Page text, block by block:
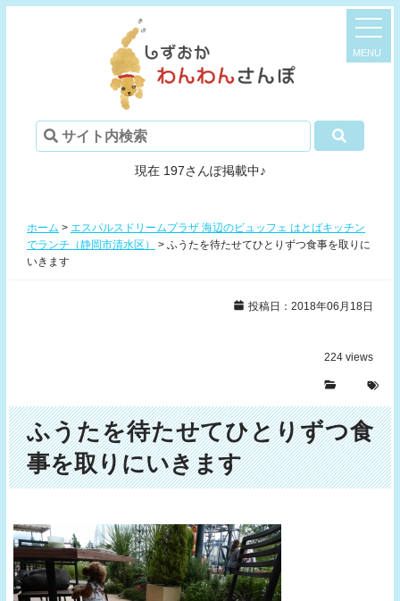
現在 197さんぽ掲載中♪
ホーム > エスパルスドリームプラザ 海辺のビュッフェ はとばキッチン
でランチ（静岡市清水区）
> ふうたを待たせてひとりずつ食事を取りに
いきます
投稿日：2018年06月18日
224 views
ふうたを待たせてひとりずつ食
事を取りにいきます